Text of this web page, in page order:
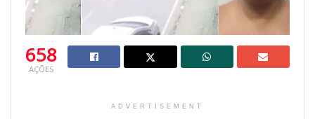
658
AÇÕES
ADVERTISEMENT